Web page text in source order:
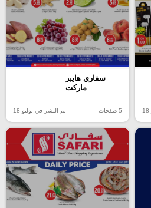
سفاري هايبر
ماركت
5 صفحات تم النشر في يوليو 18